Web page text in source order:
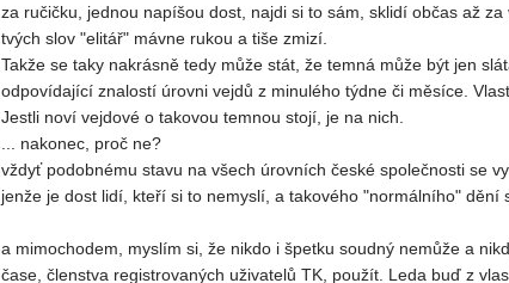
za ručičku, jednou napíšou dost, najdi si to sám, sklidí občas až
tvých slov "elitář" mávne rukou a tiše zmizí.
Takže se taky nakrásně tedy může stát, že temná může být jen
odpovídající znalostí úrovni vejdů z minulého týdne či měsíce.
Jestli noví vejdové o takovou temnou stojí, je na nich.
... nakonec, proč ne?
vždyť podobnému stavu na všech úrovních české společnosti se
jenže je dost lidí, kteří si to nemyslí, a takového "normálního" dění
a mimochodem, myslím si, že nikdo i špetku soudný nemůže a
čase, členstva registrovaných uživatelů TK, použít. Leda buď z